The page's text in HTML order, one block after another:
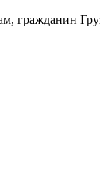
гражданин